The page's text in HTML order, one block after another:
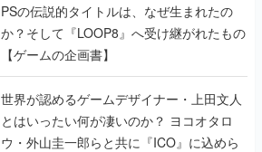
PSの伝説的タイトルは、なぜ生まれたの
か？そして『LOOP8』へ受け継がれたもの
【ゲームの企画書】
世界が認めるゲームデザイナー・上田文人
とはいったい何が凄いのか？ ヨコオタロ
ウ・外山圭一郎らと共に『ICO』に込めら